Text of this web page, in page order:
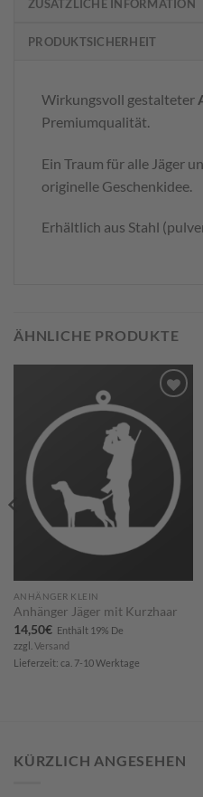
ZUSÄTZLICHE INFORMATION
PRODUKTSICHERHEIT
Wirkungsvoll gestalteter
Premiumqualität.
Ein Traum für alle Jäger
originelle Geschenkidee.
Erhältlich aus Stahl
ÄHNLICHE PRODUKTE
Merkzettel
hinzufügen
ANHÄNGER KLEIN
Anhänger Jäger mit Kurzhaar
14,50€ Enthält 19% De
zzgl. Versand
Lieferzeit: ca. 7-10 Werktage
KÜRZLICH ANGESEHEN